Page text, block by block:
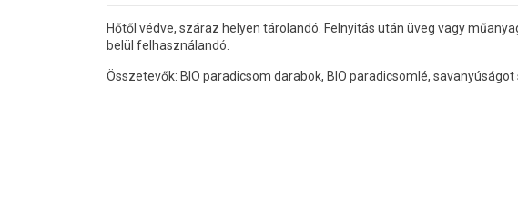
Hőtől védve, száraz helyen tárolandó. Felnyitás után üveg vagy
belül
Összetevők: BIO paradicsom darabok, BIO paradicsomlé,